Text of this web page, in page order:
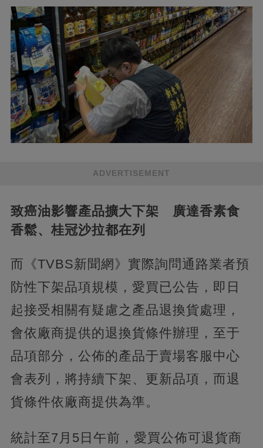
ADVERTISEMENT
致癌油影響產品擴大下架 廣達香素食
香鬆、桂冠沙拉都在列
而《TVBS新聞網》實際詢問通路業者預
防性下架品項規模，愛買已公告，即日
起接受相關有疑慮之產品退換貨處理，
會依廠商提供的退換貨條件辦理，至于
品項部分，公佈的產品于賣場客服中心
會表列，將持續下架、更新品項，而退
貨條件依廠商提供為準。
統計至7月5日午前，愛買公佈可退貨商